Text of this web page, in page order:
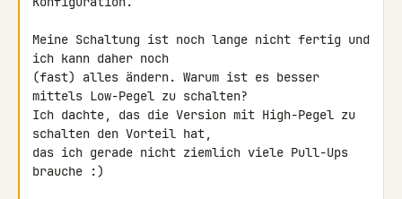
Meine Schaltung ist noch lange nicht fertig und
ich kann daher noch
(fast) alles ändern. Warum ist es besser
mittels Low-Pegel zu schalten?
Ich dachte, das die Version mit High-Pegel zu
schalten den Vorteil hat,
das ich gerade nicht ziemlich viele Pull-Ups
brauche :)